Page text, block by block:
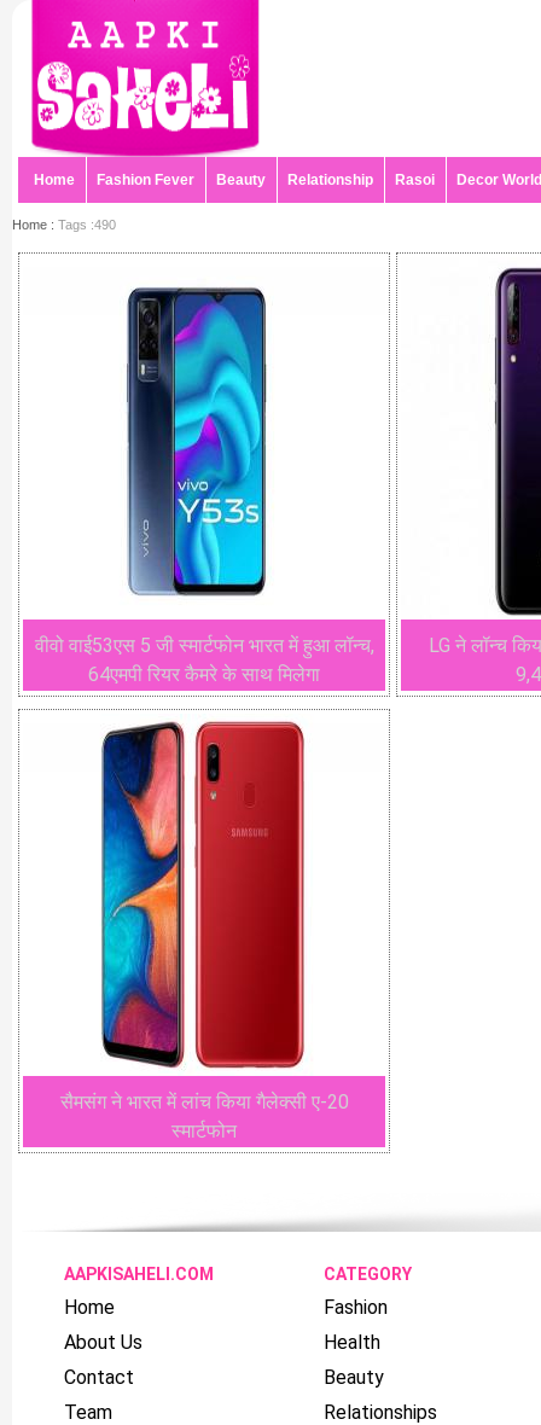
Home Fashion Fever Beauty Relationship Rasoi Decor World
Home : Tags :490
वीवो वाई53एस 5 जी स्मार्टफोन भारत में हुआ लॉन्च,
64एमपी रियर कैमरे के साथ मिलेगा
LG ने लॉन्च
सैमसंग ने भारत में लांच किया गैलेक्सी ए-20
स्मार्टफोन
AAPKISAHELI.COM
Home
About Us
Contact
Team
CATEGORY
Fashion
Health
Beauty
Relationships